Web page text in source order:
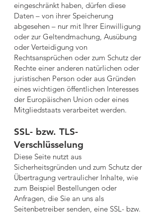
eingeschränkt haben, dürfen diese
Daten – von ihrer Speicherung
abgesehen – nur mit Ihrer Einwilligung
oder zur Geltendmachung, Ausübung
oder Verteidigung von
Rechtsansprüchen oder zum Schutz der
Rechte einer anderen natürlichen oder
juristischen Person oder aus Gründen
eines wichtigen öffentlichen Interesses
der Europäischen Union oder eines
Mitgliedstaats verarbeitet werden.
SSL- bzw. TLS-
Verschlüsselung
Diese Seite nutzt aus
Sicherheitsgründen und zum Schutz der
Übertragung vertraulicher Inhalte, wie
zum Beispiel Bestellungen oder
Anfragen, die Sie an uns als
Seitenbetreiber senden, eine SSL- bzw.